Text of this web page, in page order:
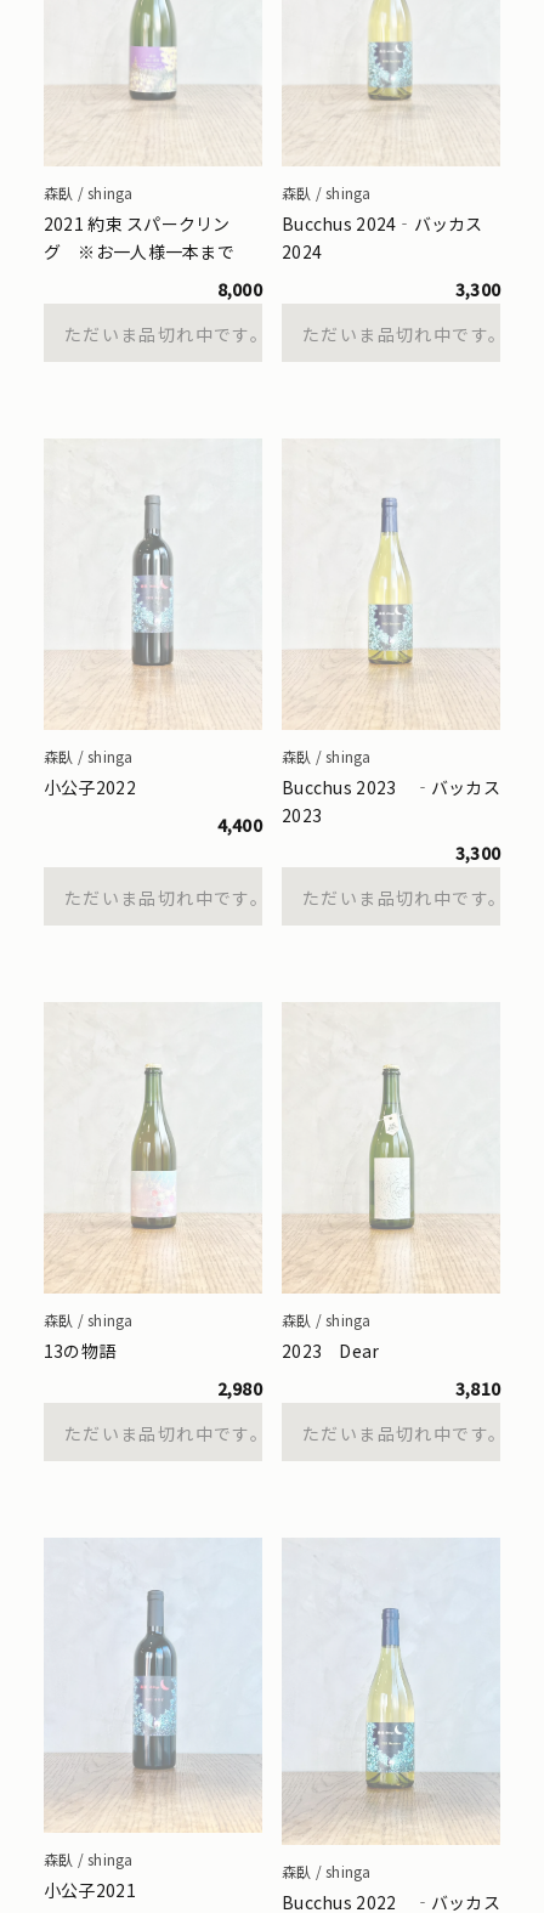
森臥 / shinga
2021 約束 スパークリン
グ ※お一人様一本まで
8,000
ただいま品切れ中です。
森臥 / shinga
Bucchus 2024‐バッカス
2024
3,300
ただいま品切れ中です。
森臥 / shinga
小公子2022
4,400
ただいま品切れ中です。
森臥 / shinga
Bucchus 2023 ‐バッカス
2023
3,300
ただいま品切れ中です。
森臥 / shinga
13の物語
2,980
ただいま品切れ中です。
森臥 / shinga
2023 Dear
3,810
ただいま品切れ中です。
森臥 / shinga
小公子2021
森臥 / shinga
Bucchus 2022 ‐バッカス